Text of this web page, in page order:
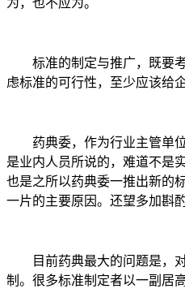
标准的制定与推广，既要考
虑标准的可行性，至少应该给
药典委，作为行业主管单位
是业内人员所说的，难道不是
也是之所以药典委一推出新的
一片的主要原因。还望多加斟酌
目前药典最大的问题是，对
制。很多标准制定者以一副居